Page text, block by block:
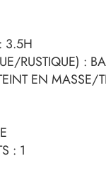
3.5H
RUSTIQUE) :
EN MASSE/
: 1